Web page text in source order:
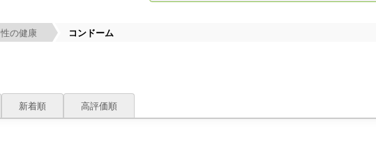
性の健康 コンドーム
新着順 高評価順